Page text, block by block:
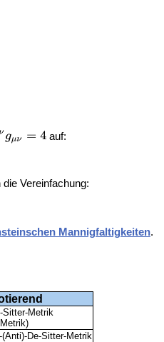
auf:
Vereinfachung:
Mannigfaltigkeiten.
Sitter-Metrik
(Anti)-De-Sitter-Metrik